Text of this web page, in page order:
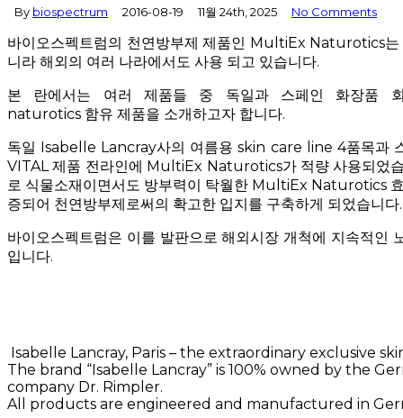
By biospectrum 2016-08-19 11월 24th, 2025 No Comments
바이오스펙트럼의 천연방부제 제품인 MultiEx Naturotics는
니라 해외의 여러 나라에서도 사용 되고 있습니다.
본 란에서는 여러 제품들 중 독일과 스페인 화장품
naturotics 함유 제품을 소개하고자 합니다.
독일 Isabelle Lancray사의 여름용 skin care line 4품목과
VITAL 제품 전라인에 MultiEx Naturotics가 적량 사용되었
로 식물소재이면서도 방부력이 탁월한 MultiEx Naturotics
증되어 천연방부제로써의 확고한 입지를 구축하게 되었습니다.
바이오스펙트럼은 이를 발판으로 해외시장 개척에 지속적인
입니다.
Isabelle Lancray, Paris – the extraordinary exclusive
The brand “Isabelle Lancray” is 100% owned by the
company Dr. Rimpler.
All products are engineered and manufactured in